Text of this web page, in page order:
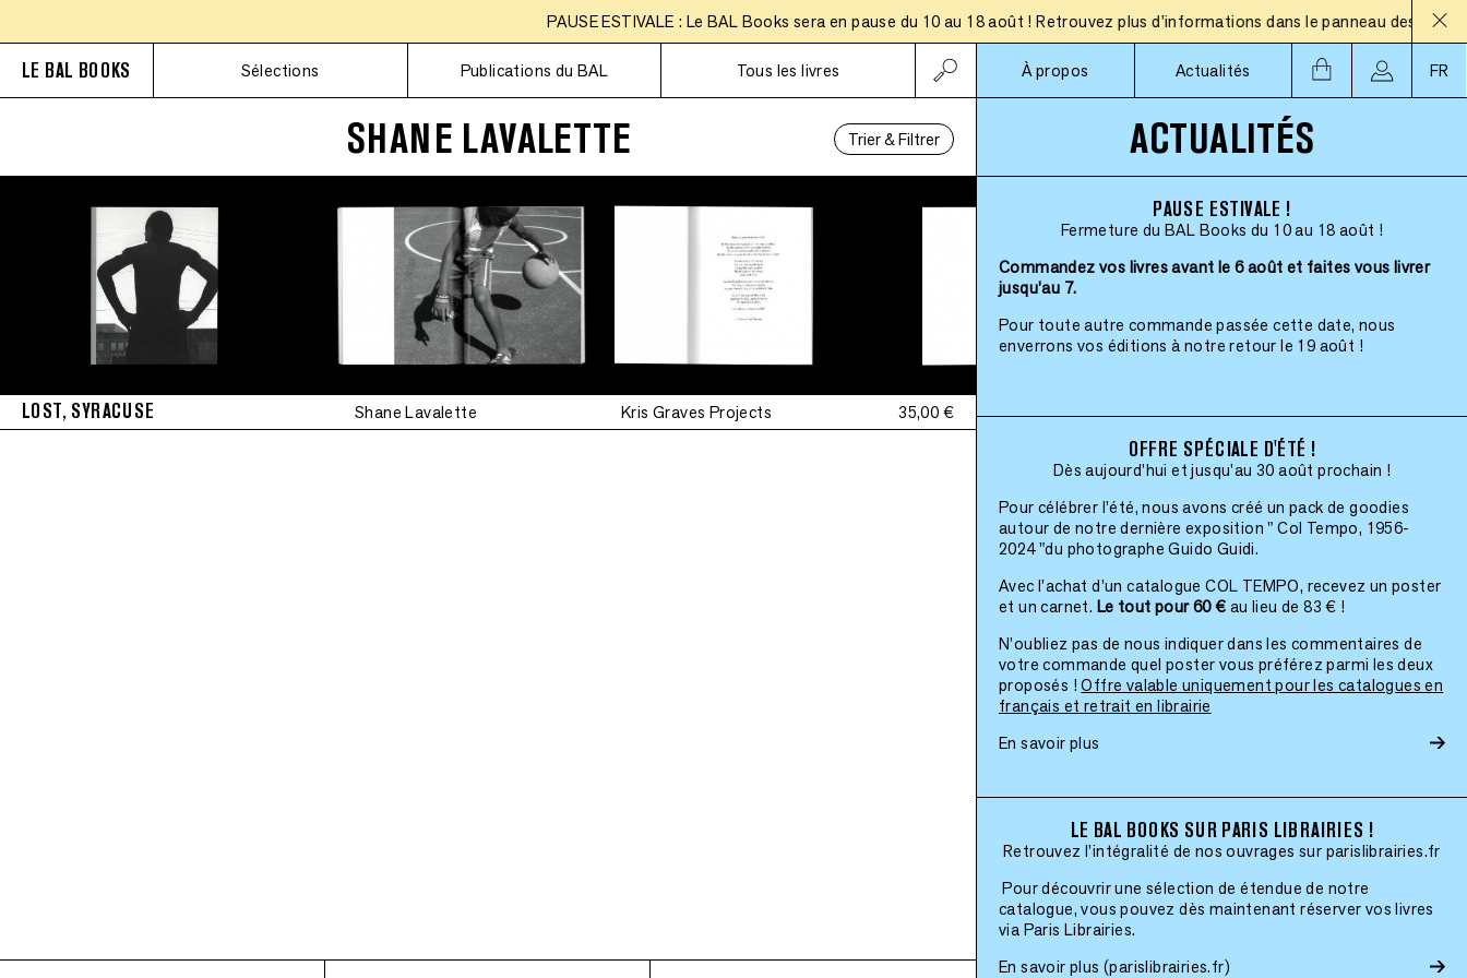
PAUSE ESTIVALE : Le BAL Books sera en pause du 10 au 18 août ! Retrouvez plus d'informations dans le panneau des
LE BAL BOOKS Sélections Publications du BAL Tous les livres
Abonnements
À propos
Actualités FR
SHANE LAVALETTE Trier & Filtrer
LOST, SYRACUSE Shane Lavalette Kris Graves Projects 35,00 €
ACTUALITÉS
PAUSE ESTIVALE !
Fermeture du BAL Books du 10 au 18 août !
Commandez vos livres avant le 6 août et faites vous livrer
jusqu'au 7.
Pour toute autre commande passée cette date, nous
enverrons vos éditions à notre retour le 19 août !
OFFRE SPÉCIALE D'ÉTÉ !
Dès aujourd'hui et jusqu'au 30 août prochain !
Pour célébrer l’été, nous avons créé un pack de goodies
autour de notre dernière exposition " Col Tempo, 1956-
2024 "du photographe Guido Guidi.
Avec l’achat d’un catalogue COL TEMPO, recevez un poster
et un carnet. Le tout pour 60 € au lieu de 83 € !
N’oubliez pas de nous indiquer dans les commentaires de
votre commande quel poster vous préférez parmi les deux
proposés !Offre valable uniquement pour les catalogues en
français et retrait en librairie
En savoir plus
LE BAL BOOKS SUR PARIS LIBRAIRIES !
Retrouvez l'intégralité de nos ouvrages sur parislibrairies.fr
Pour découvrir une sélection de étendue de notre
catalogue, vous pouvez dès maintenant réserver vos livres
via Paris Librairies.
En savoir plus (parislibrairies.fr)